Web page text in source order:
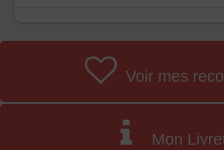
Voir mes
Mon